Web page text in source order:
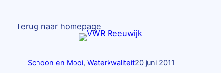
naarTerug naar homepage
Schoon en Mooi, Waterkwaliteit20 juni 2011